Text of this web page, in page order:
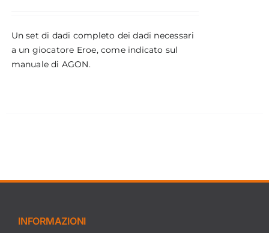
Un set di dadi completo dei dadi necessari
a un giocatore Eroe, come indicato sul
manuale di AGON.
INFORMAZIONI